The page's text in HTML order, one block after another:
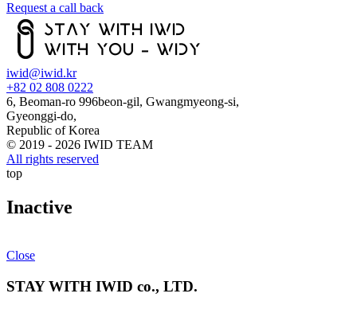
Request a call back
iwid@iwid.kr
+82 02 808 0222
6, Beoman-ro 996beon-gil, Gwangmyeong-si,
Gyeonggi-do,
Republic of Korea
© 2019 - 2026 IWID TEAM
All rights reserved
top
Inactive
Close
STAY WITH IWID co., LTD.